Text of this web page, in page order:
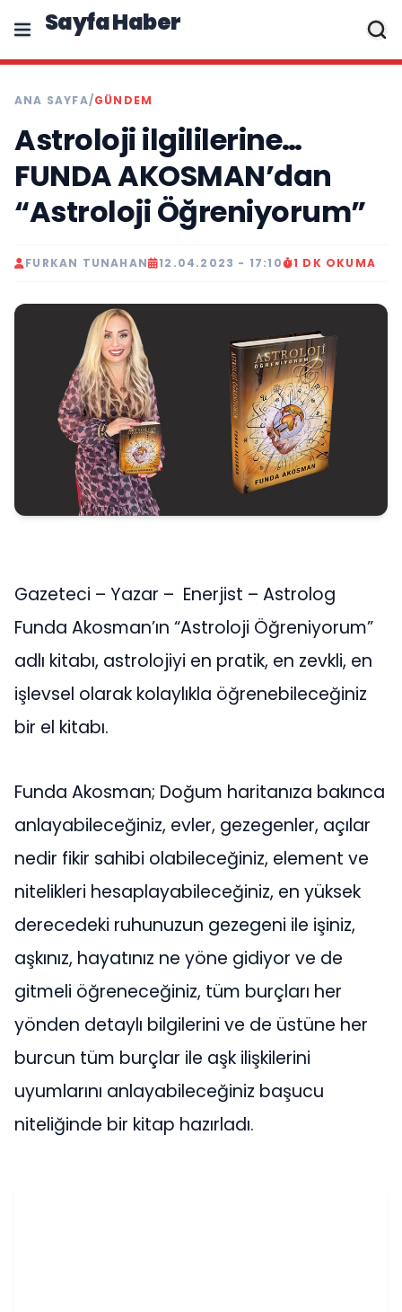
Sayfa Haber
ANA SAYFA/GÜNDEM
Astroloji ilgililerine…
FUNDA AKOSMAN’dan
“Astroloji Öğreniyorum”
FURKAN TUNAHAN 12.04.2023 - 17:10 1 DK OKUMA
Gazeteci – Yazar – Enerjist – Astrolog
Funda Akosman’ın “Astroloji Öğreniyorum”
adlı kitabı, astrolojiyi en pratik, en zevkli, en
işlevsel olarak kolaylıkla öğrenebileceğiniz
bir el kitabı.
Funda Akosman; Doğum haritanıza bakınca
anlayabileceğiniz, evler, gezegenler, açılar
nedir fikir sahibi olabileceğiniz, element ve
nitelikleri hesaplayabileceğiniz, en yüksek
derecedeki ruhunuzun gezegeni ile işiniz,
aşkınız, hayatınız ne yöne gidiyor ve de
gitmeli öğreneceğiniz, tüm burçları her
yönden detaylı bilgilerini ve de üstüne her
burcun tüm burçlar ile aşk ilişkilerini
uyumlarını anlayabileceğiniz başucu
niteliğinde bir kitap hazırladı.